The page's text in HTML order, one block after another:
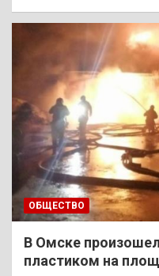
ОБЩЕСТВО
В Омске
пластиком на